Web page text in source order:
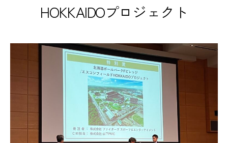
HOKKAIDOプロジェクト